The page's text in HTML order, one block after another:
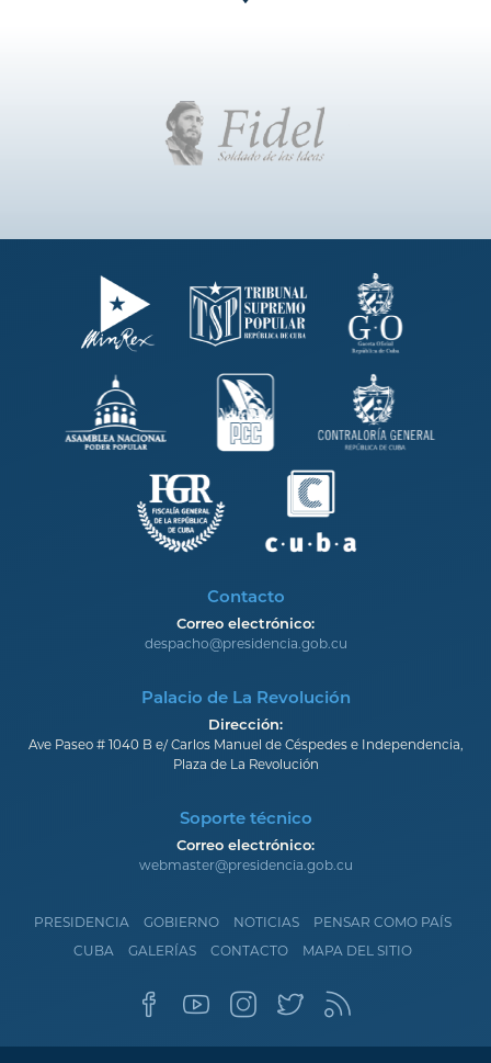
Contacto
Correo electrónico:
despacho@presidencia.gob.cu
Palacio de La Revolución
Dirección:
Ave Paseo # 1040 B e/ Carlos Manuel de Céspedes e Independencia,
Plaza de La Revolución
Soporte técnico
Correo electrónico:
webmaster@presidencia.gob.cu
PRESIDENCIA GOBIERNO NOTICIAS
PENSAR COMO PAÍS
CUBA
GALERÍAS CONTACTO MAPA DEL SITIO